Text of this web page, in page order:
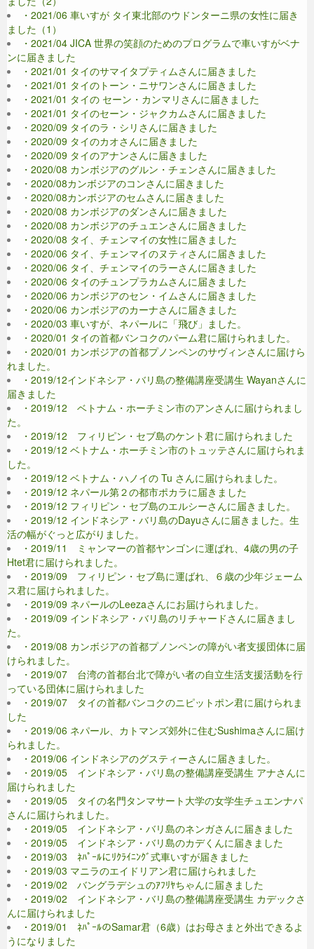
・2021/06 車いすが タイ東北部のウドンターニ県の女性に届き
ました（1）
・2021/04 JICA 世界の笑顔のためのプログラムで車いすがベナ
ンに届きました
・2021/01 タイのサマイタプティムさんに届きました
・2021/01 タイのトーン・ニサワンさんに届きました
・2021/01 タイの セーン・カンマリさんに届きました
・2021/01 タイのセーン・ジャクカムさんに届きました
・2020/09 タイのラ・シリさんに届きました
・2020/09 タイのカオさんに届きました
・2020/09 タイのアナンさんに届きました
・2020/08 カンボジアのグルン・チェンさんに届きました
・2020/08カンボジアのコンさんに届きました
・2020/08カンボジアのセムさんに届きました
・2020/08 カンボジアのダンさんに届きました
・2020/08 カンボジアのチュエンさんに届きました
・2020/08 タイ、チェンマイの女性に届きました
・2020/06 タイ、チェンマイのヌティさんに届きました
・2020/06 タイ、チェンマイのラーさんに届きました
・2020/06 タイのチュンプラカムさんに届きました
・2020/06 カンボジアのセン・イムさんに届きました
・2020/06 カンボジアのカーナさんに届きました
・2020/03 車いすが、ネパールに「飛び」ました。
・2020/01 タイの首都バンコクのパーム君に届けられました。
・2020/01 カンボジアの首都プノンペンのサヴィンさんに届けら
れました。
・2019/12インドネシア・バリ島の整備講座受講生 Wayanさんに
届きました
・2019/12 ベトナム・ホーチミン市のアンさんに届けられまし
た。
・2019/12 フィリピン・セブ島のケント君に届けられました
・2019/12 ベトナム・ホーチミン市のトュッテさんに届けられま
した。
・2019/12 ベトナム・ハノイの Tu さんに届けられました。
・2019/12 ネパール第２の都市ポカラに届きました
・2019/12 フィリピン・セブ島のエルシーさんに届きました。
・2019/12 インドネシア・バリ島のDayuさんに届きました。生
活の幅がぐっと広がりました。
・2019/11 ミャンマーの首都ヤンゴンに運ばれ、4歳の男の子
Htet君に届けられました。
・2019/09 フィリピン・セブ島に運ばれ、６歳の少年ジェーム
ス君に届けられました。
・2019/09 ネパールのLeezaさんにお届けられました。
・2019/09 インドネシア・バリ島のリチャードさんに届きまし
た。
・2019/08 カンボジアの首都プノンペンの障がい者支援団体に届
けられました。
・2019/07 台湾の首都台北で障がい者の自立生活支援活動を行
っている団体に届けられました
・2019/07 タイの首都バンコクのニピットポン君に届けられま
した
・2019/06 ネパール、カトマンズ郊外に住むSushimaさんに届け
られました。
・2019/06 インドネシアのグスティーさんに届きました。
・2019/05 インドネシア・バリ島の整備講座受講生 アナさんに
届けられました
・2019/05 タイの名門タンマサート大学の女学生チュエンナパ
さんに届けられました。
・2019/05 インドネシア・バリ島のネンガさんに届きました
・2019/05 インドネシア・バリ島のカデくんに届きました
・2019/03 ﾈﾊﾟｰﾙにﾘｸﾗｲﾆﾝｸﾞ式車いすが届きました
・2019/03 マニラのエイドリアン君に届けられました
・2019/02 バングラデシュのｱﾌﾘﾔちゃんに届きました
・2019/02 インドネシア・バリ島の整備講座受講生 カデックさ
んに届けられました
・2019/01 ﾈﾊﾟｰﾙのSamar君（6歳）はお母さまと外出できるよ
うになりました